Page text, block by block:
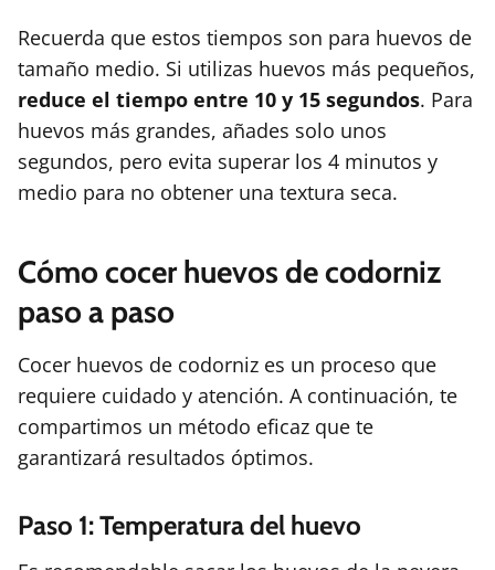
Recuerda que estos tiempos son para huevos de
tamaño medio. Si utilizas huevos más pequeños,
reduce el tiempo entre 10 y 15 segundos. Para
huevos más grandes, añades solo unos
segundos, pero evita superar los 4 minutos y
medio para no obtener una textura seca.
Cómo cocer huevos de codorniz
paso a paso
Cocer huevos de codorniz es un proceso que
requiere cuidado y atención. A continuación, te
compartimos un método eficaz que te
garantizará resultados óptimos.
Paso 1: Temperatura del huevo